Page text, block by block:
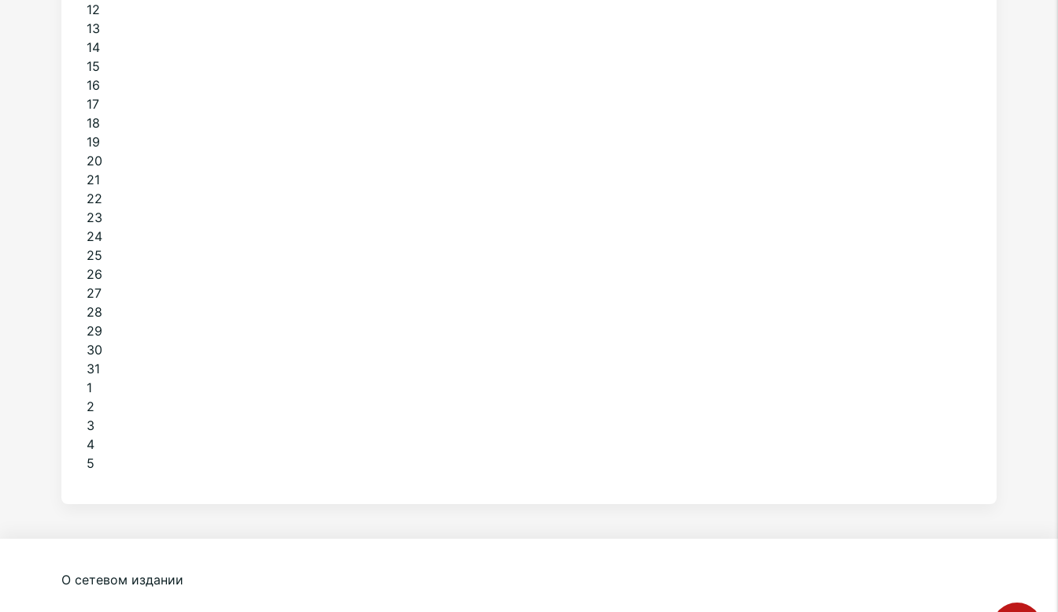
12
13
14
15
16
17
18
19
20
21
22
23
24
25
26
27
28
29
30
31
1
2
3
4
5
О сетевом издании